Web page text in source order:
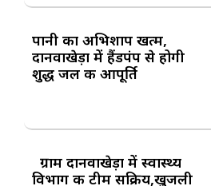
पानी का अभिशाप खत्म,
दानवाखेड़ा में हैंडपंप से होगी
शुद्ध जल की आपूर्ति
ग्राम दानवाखेड़ा में स्वास्थ्य
विभाग की टीम सक्रिय,खुजली